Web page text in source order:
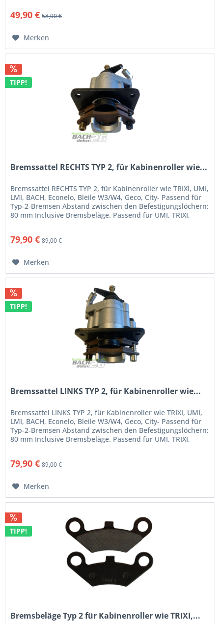
49,90 € 58,00 €
Merken
TIPP!
Bremssattel RECHTS TYP 2, für Kabinenroller wie...
Bremssattel RECHTS TYP 2, für Kabinenroller wie TRIXI, UMI,
LMI, BACH, Econelo, Bleile W3/W4, Geco, City- Passend für
Typ-2-Bremsen Abstand zwischen den Befestigungslöchern:
80 mm Inclusive Bremsbeläge. Passend für UMI, TRIXI,
79,90 € 89,00 €
Merken
TIPP!
Bremssattel LINKS TYP 2, für Kabinenroller wie...
Bremssattel LINKS TYP 2, für Kabinenroller wie TRIXI, UMI,
LMI, BACH, Econelo, Bleile W3/W4, Geco, City- Passend für
Typ-2-Bremsen Abstand zwischen den Befestigungslöchern:
80 mm Inclusive Bremsbeläge. Passend für UMI, TRIXI,
79,90 € 89,00 €
Merken
TIPP!
Bremsbeläge Typ 2 für Kabinenroller wie TRIXI,...